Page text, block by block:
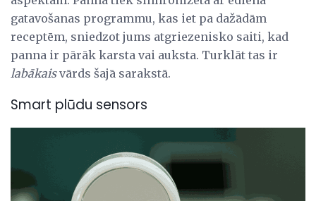
gatavošanas programmu, kas iet pa dažādām
receptēm, sniedzot jums atgriezenisko saiti, kad
panna ir pārāk karsta vai auksta. Turklāt tas ir
labākaisvārds šajā sarakstā.
Smart plūdu sensors